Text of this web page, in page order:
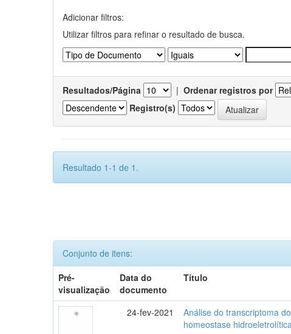
Adicionar filtros:
Utilizar filtros para refinar o resultado de busca.
Resultados/Página | Ordenar registros por
Registro(s)
Resultado 1-1 de 1.
Conjunto de itens:
Pré-
visualização
Data do
documento
Título
24-fev-2021
Análise do transcriptoma
homeostase